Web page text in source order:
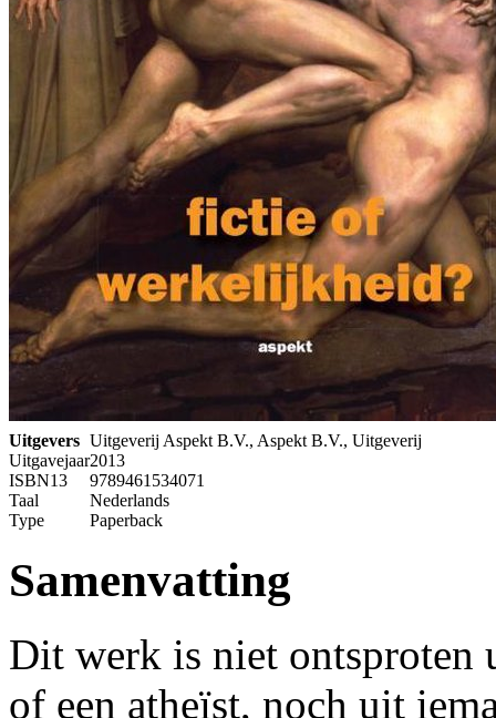
Uitgevers Uitgeverij Aspekt B.V., Aspekt B.V., Uitgeverij
Uitgavejaar2013
ISBN13
9789461534071
Taal
Nederlands
Type
Paperback
Samenvatting
Dit werk is niet ontsproten
of een atheïst, noch uit